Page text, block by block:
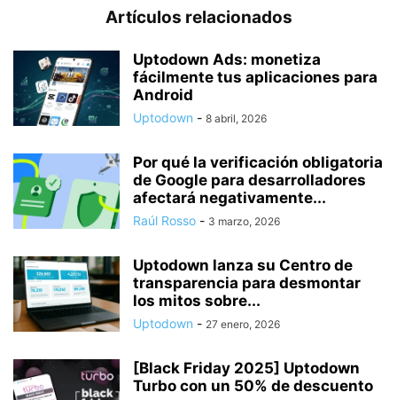
Artículos relacionados
Uptodown Ads: monetiza
fácilmente tus aplicaciones para
Android
Uptodown - 8 abril, 2026
Por qué la verificación obligatoria
de Google para desarrolladores
afectará negativamente...
Raúl Rosso - 3 marzo, 2026
Uptodown lanza su Centro de
transparencia para desmontar
los mitos sobre...
Uptodown - 27 enero, 2026
[Black Friday 2025] Uptodown
Turbo con un 50% de descuento